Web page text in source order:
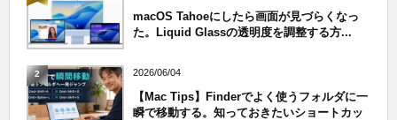
macOS Tahoeにしたら画面が見づらくなっ
た。Liquid Glassの透明度を調整する方...
2 2026/06/04
【Mac Tips】Finderでよく使うフォルダに一
瞬で移動する。知っておきたいショートカッ